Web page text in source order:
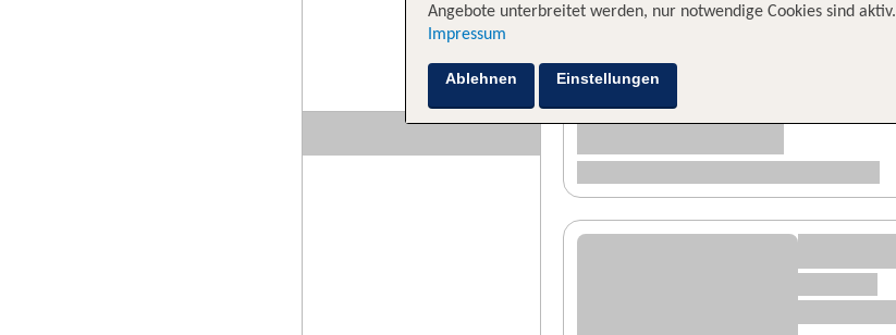
Angebote unterbreitet werden, nur notwendige Cookies sind aktiv.
Impressum
Ablehnen Einstellungen